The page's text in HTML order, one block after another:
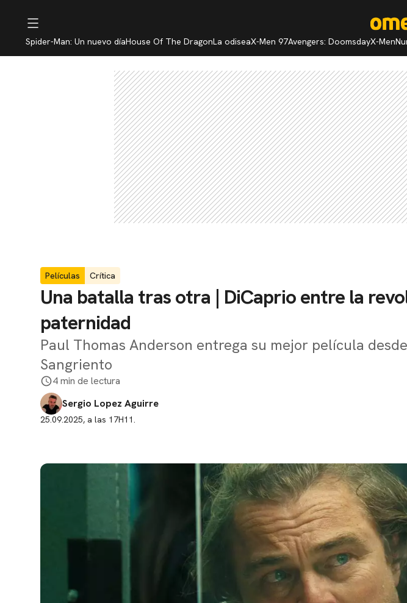
Spider-Man: Un nuevo díaHouse Of The DragonLa odiseaX-Men 97Avengers: DoomsdayX-Men
Películas Crítica
Una batalla tras otra | DiCaprio entre la
paternidad
Paul Thomas Anderson entrega su mejor película
Sangriento
4 min de lectura
Sergio Lopez Aguirre
25.09.2025, a las 17H11.